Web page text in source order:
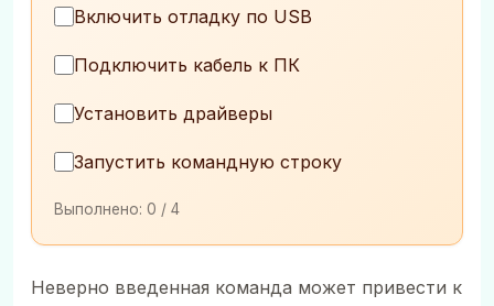
Включить отладку по USB
Подключить кабель к ПК
Установить драйверы
Запустить командную строку
Выполнено: 0 / 4
Неверно введенная команда может привести к